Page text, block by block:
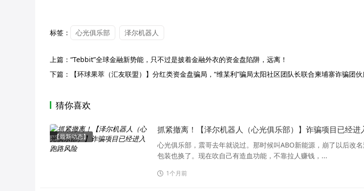
标签： 心光俱乐部 泽尔机器人
上篇： “Tebbit”全球金融新势能，只不过是披着金融外衣的资金盘陷阱，远离！
下篇：
【环球果萃（汇友联盟）】分红类资金盘骗局，“维某利”骗局太阳社区团队长联合柬埔寨诈骗团伙
猜你喜欢
【最新动态】
抓紧撤离！【泽尔机器人（心光俱乐部）】诈骗项目已经进
心光俱乐部，震哥去年就说过。那时候叫ABO新能源，崩了以后改名
包装也换了。现在吹自己有造血功能，不靠拉人赚钱，...
1个月前